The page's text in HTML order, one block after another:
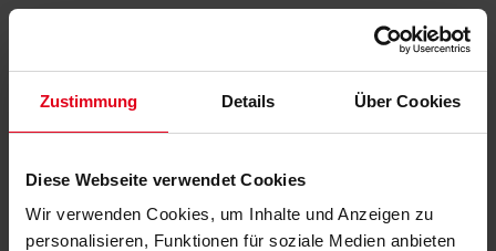
Zustimmung Details Über Cookies
Diese Webseite verwendet Cookies
Wir verwenden Cookies, um Inhalte und Anzeigen zu
personalisieren, Funktionen für soziale Medien anbieten